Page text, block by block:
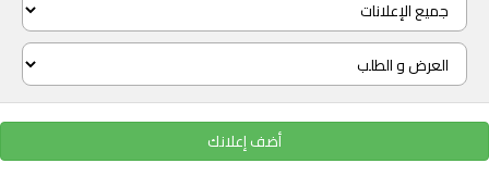
أضف إعلانك